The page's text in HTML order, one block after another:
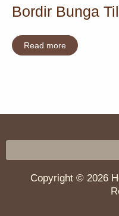
Bordir Bunga
Read more
Copyright © 2026